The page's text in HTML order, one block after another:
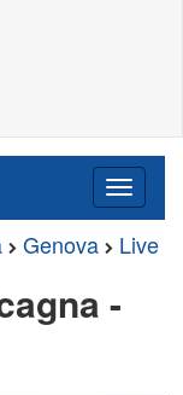
Genova Live
-